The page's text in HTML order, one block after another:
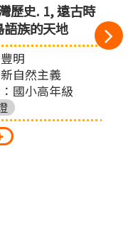
歷史. 1, 遠古時
語族的天地
明
自然主義
國小高年級